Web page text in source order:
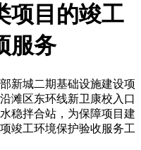
项目的竣工
服务
新城二期基础设施建设项
滩区东环线新卫康校入口
稳拌合站，为保障项目建
竣工环境保护验收服务工